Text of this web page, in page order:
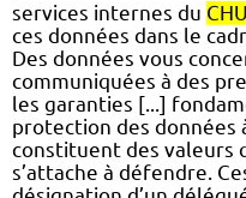
services internes du CHU
ces données dans le
Des données vous
communiquées à des
les garanties [...]
protection des données
constituent des valeurs
s’attache à défendre.